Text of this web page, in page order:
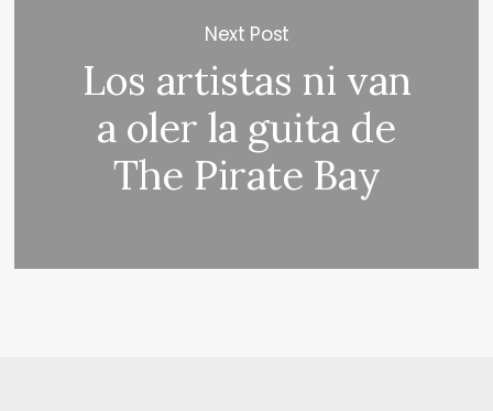
Next Post
Los artistas ni van
a oler la guita de
The Pirate Bay